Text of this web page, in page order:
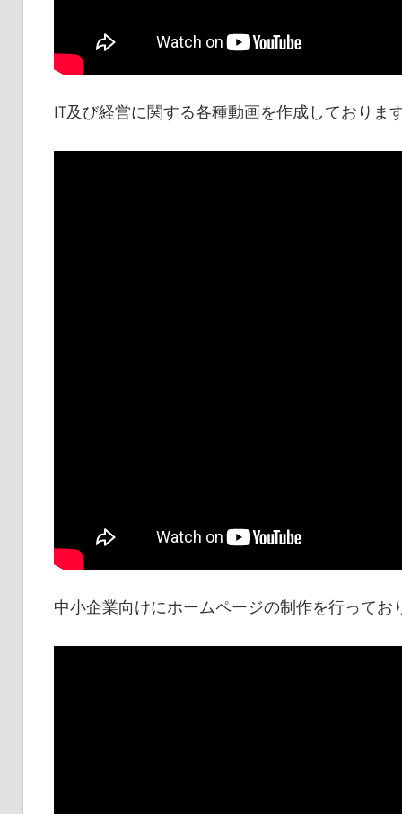
IT及び経営に関する各種動画を作成しておりま
中小企業向けにホームページの制作を行ってお